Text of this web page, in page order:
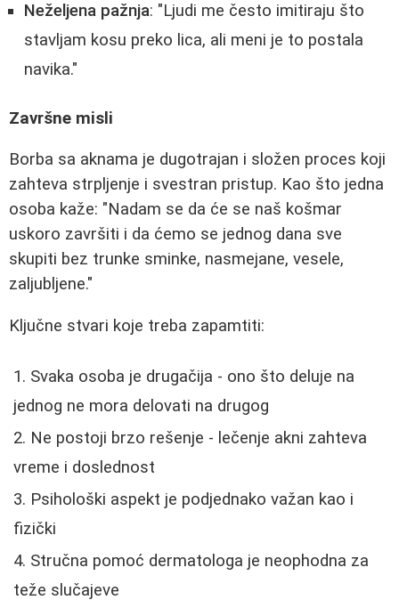
Neželjena pažnja: "Ljudi me često imitiraju što
stavljam kosu preko lica, ali meni je to postala
navika."
Završne misli
Borba sa aknama je dugotrajan i složen proces koji
zahteva strpljenje i svestran pristup. Kao što jedna
osoba kaže: "Nadam se da će se naš košmar
uskoro završiti i da ćemo se jednog dana sve
skupiti bez trunke sminke, nasmejane, vesele,
zaljubljene."
Ključne stvari koje treba zapamtiti:
Svaka osoba je drugačija - ono što deluje na
jednog ne mora delovati na drugog
Ne postoji brzo rešenje - lečenje akni zahteva
vreme i doslednost
Psihološki aspekt je podjednako važan kao i
fizički
Stručna pomoć dermatologa je neophodna za
teže slučajeve